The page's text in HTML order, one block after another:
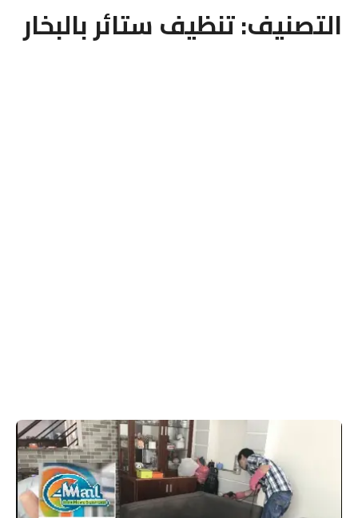
التصنيف:تنظيف ستائر بالبخار